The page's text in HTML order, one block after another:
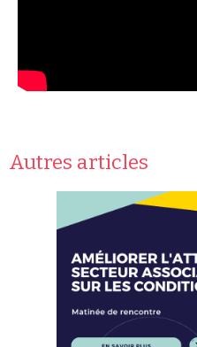
Autres articles